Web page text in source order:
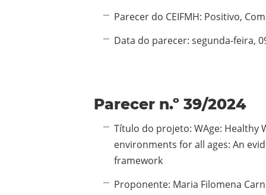
Parecer do CEIFMH: Positivo,
Data do parecer: segunda-feira,
Parecer n.º 39/2024
Informação adicional:
Título do projeto: WAge: Healthy
environments for all ages: An
framework
Proponente: Maria Filomena